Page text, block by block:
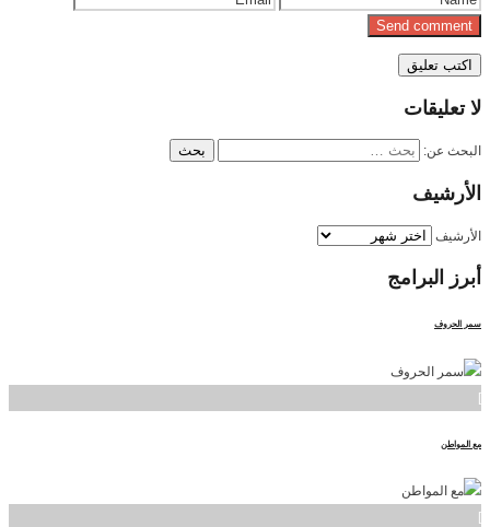
لاتعليقات
البحث عن:
الأرشيف
الأرشيف
أبرز البرامج
سمر الحروف
]
مع المواطن
]